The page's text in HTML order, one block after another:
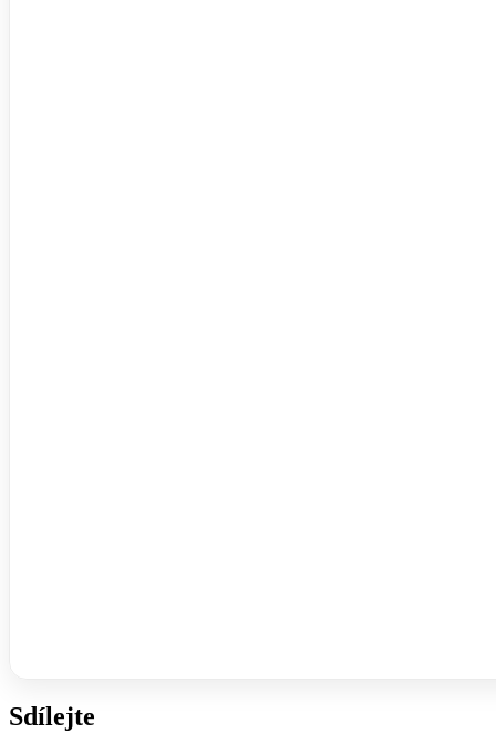
Sdílejte